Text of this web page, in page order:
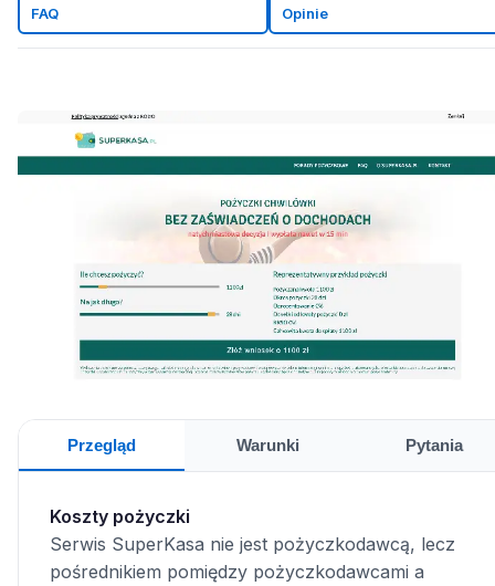
FAQ Opinie
Przegląd Warunki Pytania
Koszty pożyczki
Serwis SuperKasa nie jest pożyczkodawcą, lecz
pośrednikiem pomiędzy pożyczkodawcami a